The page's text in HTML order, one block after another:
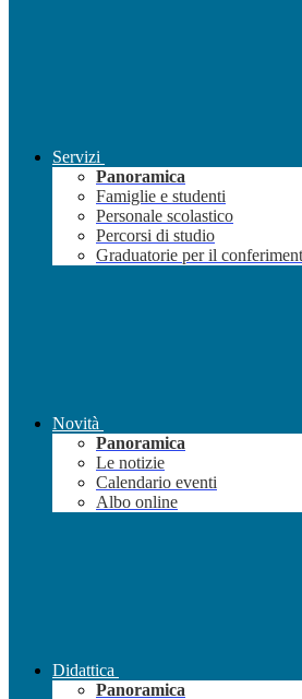
Servizi
Panoramica
Famiglie e studenti
Personale scolastico
Percorsi di studio
Graduatorie per il
Novità
Panoramica
Le notizie
Calendario eventi
Albo online
Didattica
Panoramica